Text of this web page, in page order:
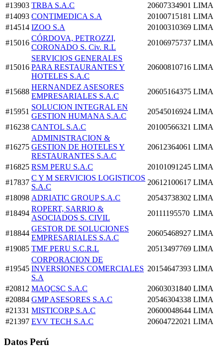
#13903 TRBA S.A.C 20607334901 LIMA
#14093 CONTIMEDICA S.A 20100715181 LIMA
#14514 IZOO S.A 20100310369 LIMA
#15016
CÓRDOVA, PETROZZI,
CORONADO S. Civ. R.L
20106975737 LIMA
#15016
SERVICIOS GENERALES
PARA RESTAURANTES Y
HOTELES S.A.C
20600810716 LIMA
#15688
HERNANDEZ ASESORES
EMPRESARIALES S.A.C
20605164375 LIMA
#15951
SOLUCION INTEGRAL EN
GESTION HUMANA S.A.C
20545016924 LIMA
#16238 CANTOL S.A.C 20100566321 LIMA
#16275
ADMINISTRACION &
GESTION DE HOTELES Y
RESTAURANTES S.A.C
20612364061 LIMA
#16825 RSM PERU S.A.C 20101091245 LIMA
#17837
C Y M SERVICIOS LOGISTICOS
S.A.C
20612100617 LIMA
#18098 ADRIATIC GROUP S.A.C 20543738302 LIMA
#18494
ROPERT, SARRIO &
ASOCIADOS S. CIVIL
20111195570 LIMA
#18844
GESTOR DE SOLUCIONES
EMPRESARIALES S.A.C
20605468927 LIMA
#19085 TMF PERU S.C.R.L 20513497769 LIMA
#19545
CORPORACION DE
INVERSIONES COMERCIALES
S.A
20154647393 LIMA
#20812 MAQCSC S.A.C 20603031840 LIMA
#20884 GMP ASESORES S.A.C 20546304338 LIMA
#21331 MISTICORP S.A.C 20600048644 LIMA
#21397 EVV TECH S.A.C 20604722021 LIMA
Datos Perú